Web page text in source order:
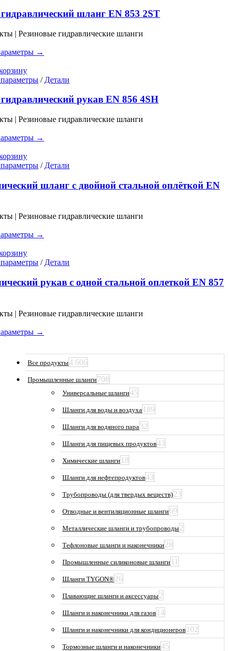
имеет
несколько
Опции
выбрать
странице
товара.
шланг EN 853 2ST
| Резиновые гидравлические шланги
→
Этот
имеет
вариаций.
выбрать
странице
товара.
/ Детали
рукав EN 856 4SH
| Резиновые гидравлические шланги
→
Этот
имеет
несколько
можно
на
/ Детали
шланг с двойной стальной оплёткой EN
| Резиновые гидравлические шланги
→
Этот
имеет
несколько
можно
на
товара.
/ Детали
рукав с одной стальной оплеткой EN 857
| Резиновые гидравлические шланги
→
Все продукты4 606
Промышленные шланги708
Универсальные шланги45
Шланги для воды и воздуха 189
Шланги для водяного пара 32
Шланги для пищевых продуктов43
Химические шланги 18
Шланги для нефтепродуктов43
Трубопроводы (для твердых веществ)23
Отводные и вентиляционные шланги69
Металлические шланги и трубопроводы2
Тефлоновые шланги и наконечники28
Промышленные силиконовые шланги 11
Шланги TYGON®26
Плавающие шланги и аксессуары2
Шланги и наконечники для газов 14
Шланги и наконечники для кондиционеров 102
Тормозные шланги и наконечники45